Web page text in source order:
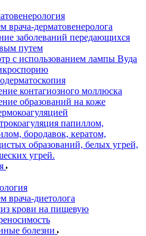
врача-дерматовенеролога
заболеваний передающихся
путем
с использованием лампы Вуда
контагиозного моллюска
образований на коже
папиллом,
бородавок, кератом,
образований, белых угрей,
угрей.
врача-диетолога
крови на пищевую
болезни